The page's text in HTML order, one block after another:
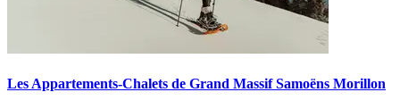
Les Appartements-Chalets de Grand Massif Samoëns Morillon